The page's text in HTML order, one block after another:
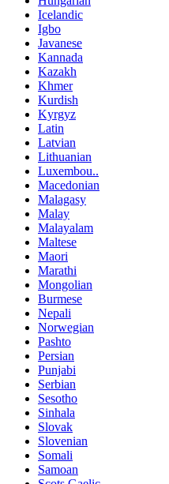
Icelandic
Igbo
Javanese
Kannada
Kazakh
Khmer
Kurdish
Kyrgyz
Latin
Latvian
Lithuanian
Luxembou..
Macedonian
Malagasy
Malay
Malayalam
Maltese
Maori
Marathi
Mongolian
Burmese
Nepali
Norwegian
Pashto
Persian
Punjabi
Serbian
Sesotho
Sinhala
Slovak
Slovenian
Somali
Samoan